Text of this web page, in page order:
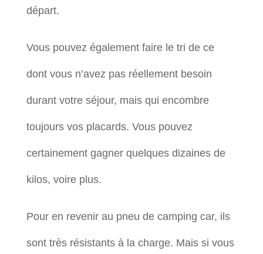
départ.
Vous pouvez également faire le tri de ce
dont vous n’avez pas réellement besoin
durant votre séjour, mais qui encombre
toujours vos placards. Vous pouvez
certainement gagner quelques dizaines de
kilos, voire plus.
Pour en revenir au pneu de camping car, ils
sont très résistants à la charge. Mais si vous